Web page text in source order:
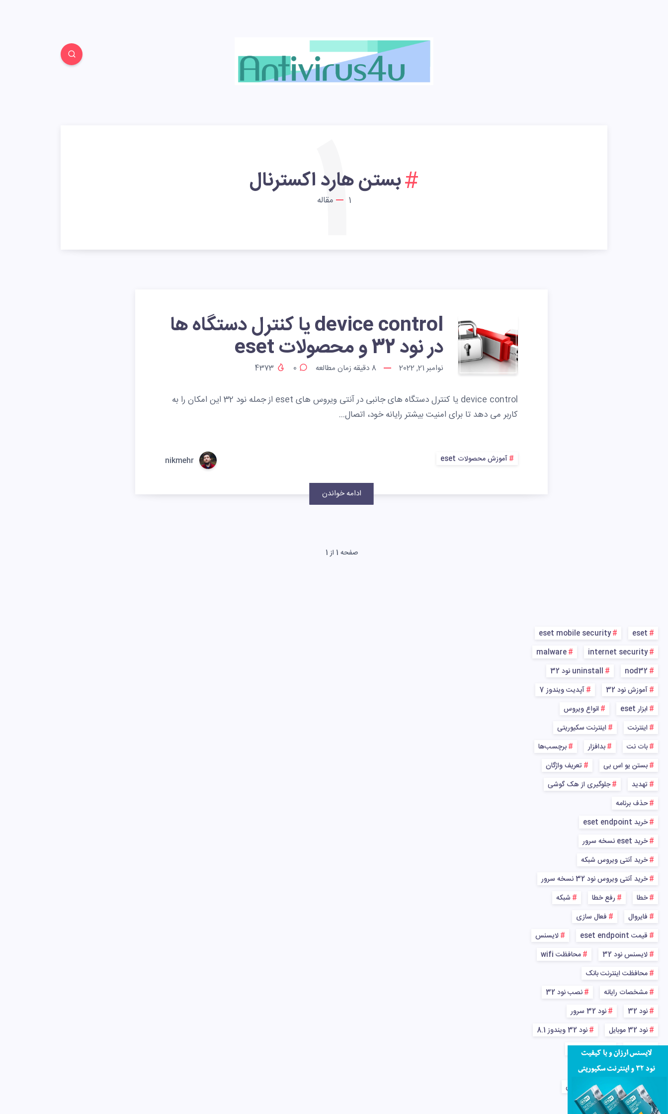
بستن هارد اکسترنال
1 مقاله
1
device control یا کنترل دستگاه ها
در نود 32 و محصولات eset
نوامبر 21, 2022 8 دقیقه زمان مطالعه 0
device control یا کنترل دستگاه های جانبی در آنتی ویروس های eset از جمله نود 32 این امکان را به
کاربر می دهد تا برای امنیت بیشتر رایانه خود، اتصال…
آموزش محصولات eset nikmehr
ادامه خواندن
صفحه 1 از 1
eset
eset mobile security
internet security
malware
nod32
uninstall نود 32
آموزش نود 32
آپدیت ویندوز 7
ابزار eset
انواع ویروس
اینترنت
اینترنت سکیوریتی
بات نت
بدافزار
برچسب‌ها
بستن یو اس بی
تعریف واژگان
تهدید
جلوگیری از هک گوشی
حذف برنامه
خرید eset endpoint
خرید eset نسخه سرور
خرید آنتی ویروس شبکه
خرید آنتی ویروس نود 32 نسخه سرور
خطا
رفع خطا
شبکه
فایروال
فعال سازی
قیمت eset endpoint
لایسنس
لایسنس نود 32
محافظت wifi
محافظت اینترنت بانک
مشخصات رایانه
نصب نود 32
نود 32
نود 32 سرور
نود 32 موبایل
نود 32 ویندوز 8.1
ویروس
ویروس شبکه
ویندوز
ویندوز 7
پاکسازی کامل رایانه از ویروس